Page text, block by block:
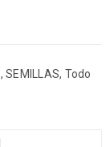
, SEMILLAS, Todo